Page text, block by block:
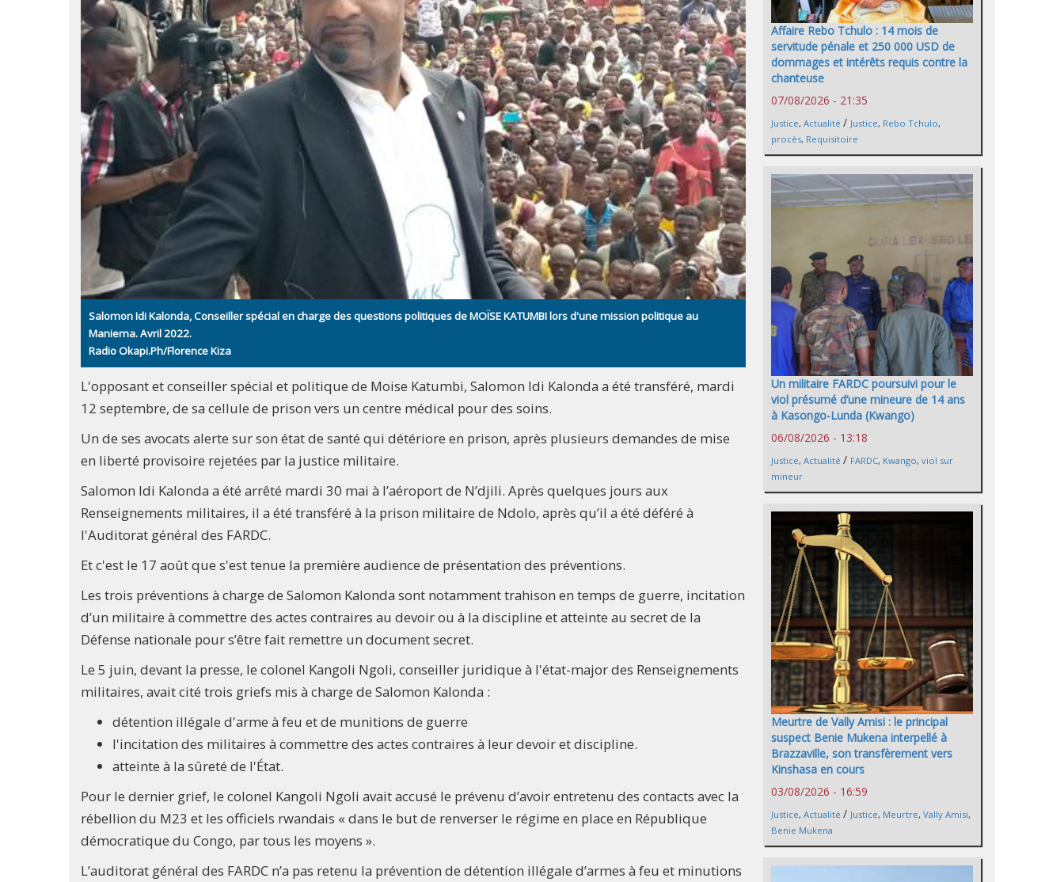
Salomon Idi Kalonda, Conseiller spécial en charge des questions politiques de MOÏSE KATUMBI lors d'une mission politique au
Maniema. Avril 2022.
Radio Okapi.Ph/Florence Kiza
L'opposant et conseiller spécial et politique de Moise Katumbi, Salomon Idi Kalonda a été transféré, mardi
12 septembre, de sa cellule de prison vers un centre médical pour des soins.
Un de ses avocats alerte sur son état de santé qui détériore en prison, après plusieurs demandes de mise
en liberté provisoire rejetées par la justice militaire.
Salomon Idi Kalonda a été arrêté mardi 30 mai à l’aéroport de N’djili. Après quelques jours aux
Renseignements militaires, il a été transféré à la prison militaire de Ndolo, après qu’il a été déféré à
l'Auditorat général des FARDC.
Et c'est le 17 août que s'est tenue la première audience de présentation des préventions.
Les trois préventions à charge de Salomon Kalonda sont notamment trahison en temps de guerre, incitation
d’un militaire à commettre des actes contraires au devoir ou à la discipline et atteinte au secret de la
Défense nationale pour s’être fait remettre un document secret.
Le 5 juin, devant la presse, le colonel Kangoli Ngoli, conseiller juridique à l'état-major des Renseignements
militaires, avait cité trois griefs mis à charge de Salomon Kalonda :
détention illégale d'arme à feu et de munitions de guerre
l'incitation des militaires à commettre des actes contraires à leur devoir et discipline.
atteinte à la sûreté de l'État.
Pour le dernier grief, le colonel Kangoli Ngoli avait accusé le prévenu d’avoir entretenu des contacts avec la
rébellion du M23 et les officiels rwandais « dans le but de renverser le régime en place en République
démocratique du Congo, par tous les moyens ».
L’auditorat général des FARDC n’a pas retenu la prévention de détention illégale d’armes à feu et minutions
Affaire Rebo Tchulo : 14 mois de
servitude pénale et 250 000 USD de
dommages et intérêts requis contre la
chanteuse
07/08/2026 - 21:35
Justice, Actualité / Justice, Rebo Tchulo,
procès, Requisitoire
Un militaire FARDC poursuivi pour le
viol présumé d’une mineure de 14 ans
à Kasongo-Lunda (Kwango)
06/08/2026 - 13:18
Justice, Actualité / FARDC, Kwango, viol sur
mineur
Meurtre de Vally Amisi : le principal
suspect Benie Mukena interpellé à
Brazzaville, son transfèrement vers
Kinshasa en cours
03/08/2026 - 16:59
Justice, Actualité / Justice, Meurtre, Vally Amisi,
Benie Mukena